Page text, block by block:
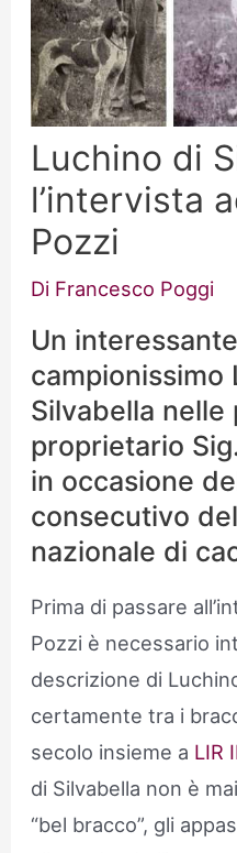
Luchino di
l’intervista
Pozzi
Di Francesco Poggi
Un
campionissimo
Silvabella nelle
proprietario
in occasione
consecutivo
nazionale di
Prima di passare
Pozzi è necessario
descrizione di
certamente tra i
secolo insieme a LIR
di Silvabella non è
“bel bracco”, gli